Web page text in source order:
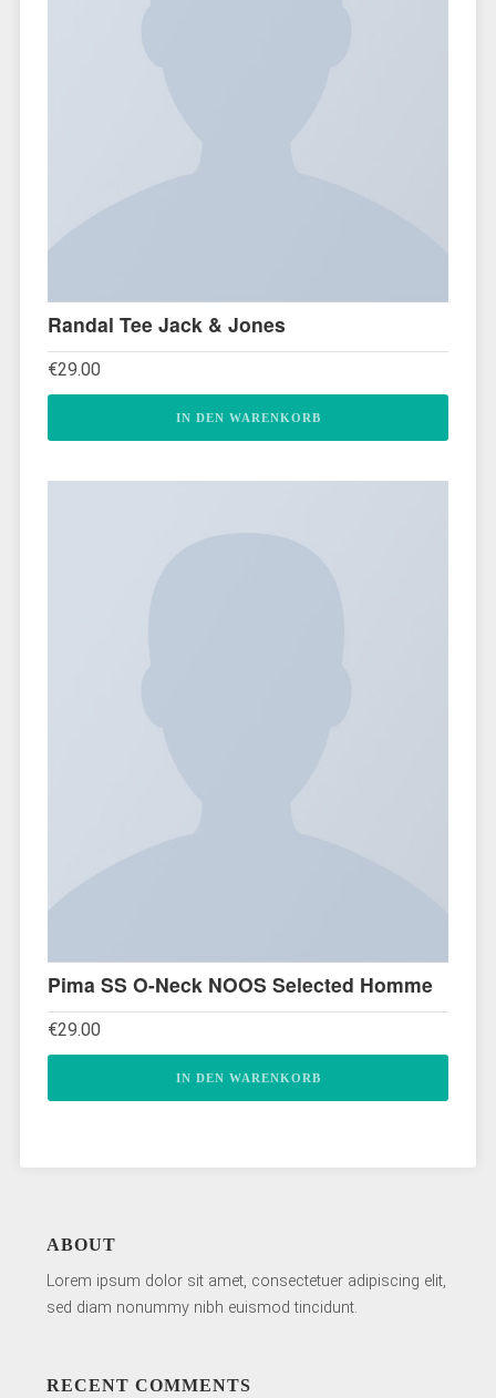
Randal Tee Jack & Jones
€29.00
IN DEN WARENKORB
Pima SS O-Neck NOOS Selected Homme
€29.00
IN DEN WARENKORB
ABOUT
Lorem ipsum dolor sit amet, consectetuer adipiscing elit,
sed diam nonummy nibh euismod tincidunt.
RECENT COMMENTS